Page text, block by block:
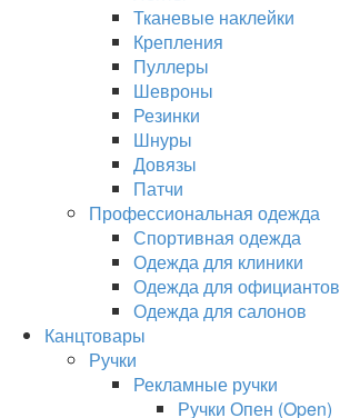
Тканевые наклейки
Крепления
Пуллеры
Шевроны
Резинки
Шнуры
Довязы
Патчи
Профессиональная одежда
Спортивная одежда
Одежда для клиники
Одежда для официантов
Одежда для салонов
Канцтовары
Ручки
Рекламные ручки
Ручки Опен (Open)